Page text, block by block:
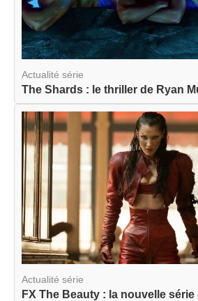
Actualité série
The Shards : le thriller de Ryan
Actualité série